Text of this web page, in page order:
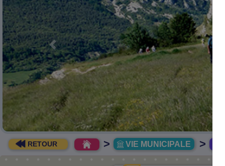
Précédent
RETOUR > VIE MUNICIPALE >